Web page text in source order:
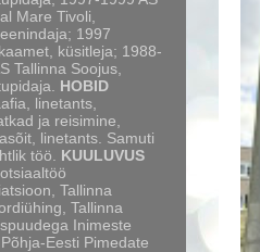
Mare Tivoli,
1997
küsitleja; 1988-
Tallinna Soojus,
HOBID
linetants,
ja reisimine,
linetants. Samuti
töö. KUULUVUS
Tallinna
Tallinna
Inimeste
Eesti Pimedate